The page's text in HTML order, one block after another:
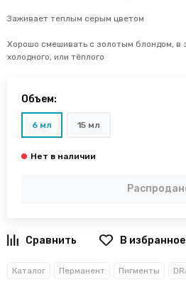
Заживает теплым серым цветом
Хорошо смешивать с золотым блондом, в
холодного, или тёплого
Объем:
6 мл 15 мл
В избранное
Каталог Перманент Пигменты